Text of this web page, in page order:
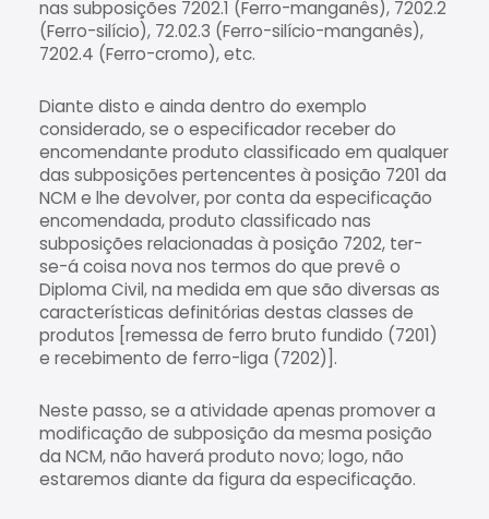
nas subposições 7202.1 (Ferro-manganês), 7202.2
(Ferro-silício), 72.02.3 (Ferro-silício-manganês),
7202.4 (Ferro-cromo), etc.
Diante disto e ainda dentro do exemplo
considerado, se o especificador receber do
encomendante produto classificado em qualquer
das subposições pertencentes à posição 7201 da
NCM e lhe devolver, por conta da especificação
encomendada, produto classificado nas
subposições relacionadas à posição 7202, ter-
se-á coisa nova nos termos do que prevê o
Diploma Civil, na medida em que são diversas as
características definitórias destas classes de
produtos [remessa de ferro bruto fundido (7201)
e recebimento de ferro-liga (7202)].
Neste passo, se a atividade apenas promover a
modificação de subposição da mesma posição
da NCM, não haverá produto novo; logo, não
estaremos diante da figura da especificação.